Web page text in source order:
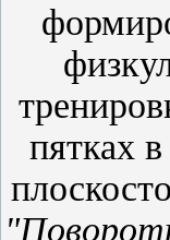
пятках